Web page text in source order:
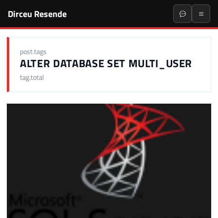
Dirceu Resende
post.tags
ALTER DATABASE SET MULTI_USER
tag.total